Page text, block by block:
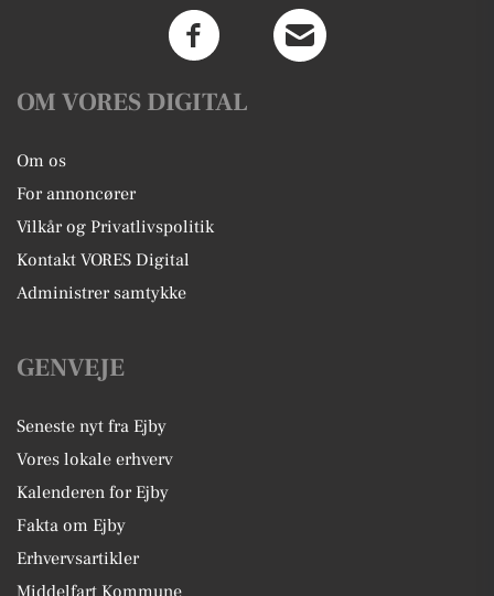
OM VORES DIGITAL
Om os
For annoncører
Vilkår og Privatlivspolitik
Kontakt VORES Digital
Administrer samtykke
GENVEJE
Seneste nyt fra Ejby
Vores lokale erhverv
Kalenderen for Ejby
Fakta om Ejby
Erhvervsartikler
Middelfart Kommune